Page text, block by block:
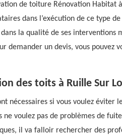
de toiture Rénovation Habitat
dans l’exécution de ce type
la qualité de ses interventions
demander un devis, vous pouvez
des toits à Ruille Sur
nécessaires si vous voulez éviter
voulez pas de problèmes de
il va falloir rechercher des